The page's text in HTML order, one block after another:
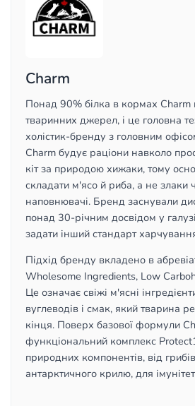
Charm
Понад 90% білка в кормах Charm
тваринних джерел, і це головна
холістик-бренду з головним
Charm будує раціони навколо
кіт за природою хижаки, тому
складати м'ясо й риба, а не злаки
наповнювачі. Бренд заснували
понад 30-річним досвідом у
задати інший стандарт
Підхід бренду вкладено в
Wholesome Ingredients, Low
Це означає свіжі м'ясні
вуглеводів і смак, який тварина
кінця. Поверх базової формули
функціональний комплекс
природних компонентів, від
антарктичного крилю, для